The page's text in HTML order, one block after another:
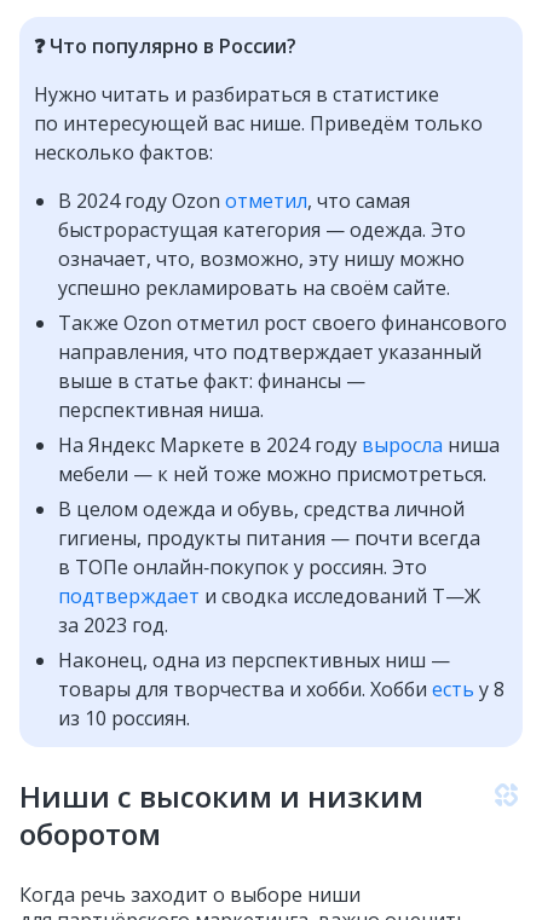
❓ Что популярно в России?
Нужно читать и разбираться в статистике
по интересующей вас нише. Приведём только
несколько фактов:
В 2024 году Ozon отметил, что самая
быстрорастущая категория — одежда. Это
означает, что, возможно, эту нишу можно
успешно рекламировать на своём сайте.
Также Ozon отметил рост своего финансового
направления, что подтверждает указанный
выше в статье факт: финансы —
перспективная ниша.
На Яндекс Маркете в 2024 году выросла ниша
мебели — к ней тоже можно присмотреться.
В целом одежда и обувь, средства личной
гигиены, продукты питания — почти всегда
в ТОПе онлайн‑покупок у россиян. Это
подтверждает и сводка исследований Т—Ж
за 2023 год.
Наконец, одна из перспективных ниш —
товары для творчества и хобби. Хобби есть у 8
из 10 россиян.
Ниши с высоким и низким
оборотом
Когда речь заходит о выборе ниши